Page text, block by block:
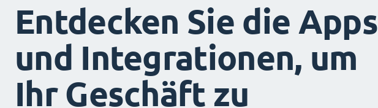
Entdecken Sie die Apps
und Integrationen, um
Ihr Geschäft zu